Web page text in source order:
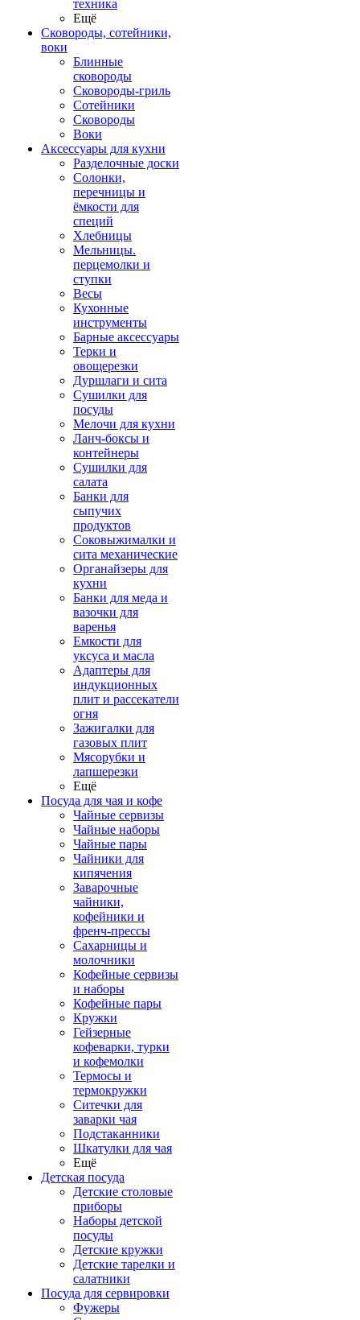
техника
Ещё
Сковороды, сотейники,
воки
Блинные
сковороды
Сковороды-гриль
Сотейники
Сковороды
Воки
Аксессуары для кухни
Разделочные доски
Солонки,
перечницы и
ёмкости для
специй
Хлебницы
Мельницы.
перцемолки и
ступки
Весы
Кухонные
инструменты
Барные аксессуары
Терки и
овощерезки
Дуршлаги и сита
Сушилки для
посуды
Мелочи для кухни
Ланч-боксы и
контейнеры
Сушилки для
салата
Банки для
сыпучих
продуктов
Соковыжималки и
сита механические
Органайзеры для
кухни
Банки для меда и
вазочки для
варенья
Емкости для
уксуса и масла
Адаптеры для
индукционных
плит и рассекатели
огня
Зажигалки для
газовых плит
Мясорубки и
лапшерезки
Ещё
Посуда для чая и кофе
Чайные сервизы
Чайные наборы
Чайные пары
Чайники для
кипячения
Заварочные
чайники,
кофейники и
френч-прессы
Сахарницы и
молочники
Кофейные сервизы
и наборы
Кофейные пары
Кружки
Гейзерные
кофеварки, турки
и кофемолки
Термосы и
термокружки
Ситечки для
заварки чая
Подстаканники
Шкатулки для чая
Ещё
Детская посуда
Детские столовые
приборы
Наборы детской
посуды
Детские кружки
Детские тарелки и
салатники
Посуда для сервировки
Фужеры